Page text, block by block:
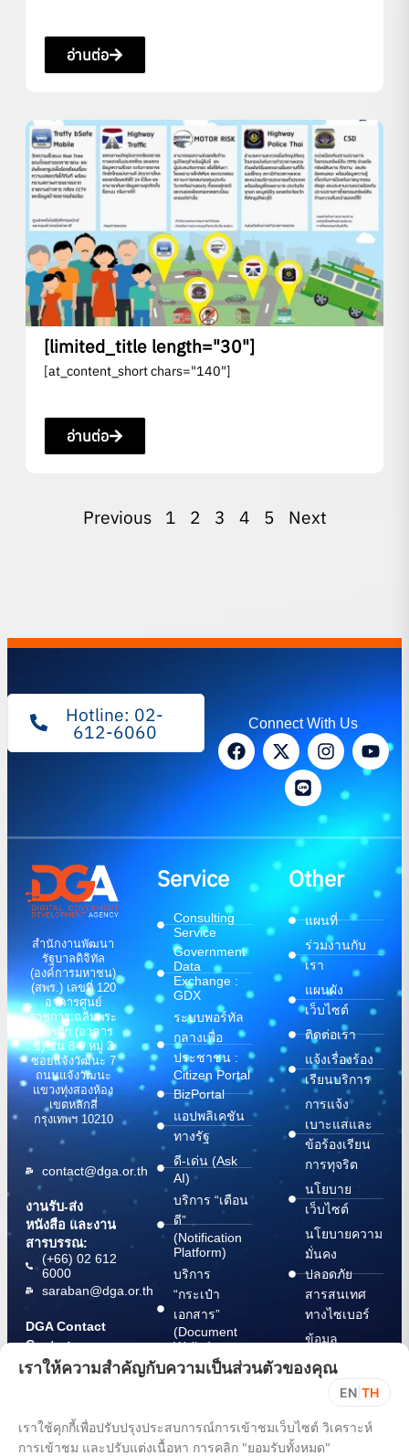
อ่านต่อ
[limited_title length="30"]
[at_content_short chars="140"]
อ่านต่อ
Previous 1 2 3 4 5 Next
Hotline: 02-
612-6060 Connect With Us
สำนักงานพัฒนา
รัฐบาลดิจิทัล
(องค์การมหาชน)
(สพร.) เลขที่ 120
อาคารศูนย์
ราชการเฉลิมพระ
เกียรติฯ (อาคาร
ซี) ชั้น 8-9 หมู่ 3
ซอยแจ้งวัฒนะ 7
ถนนแจ้งวัฒนะ
แขวงทุ่งสองห้อง
เขตหลักสี่
กรุงเทพฯ 10210
contact@dga.or.th
งานรับ-ส่ง
หนังสือ และงาน
สารบรรณ:
(+66) 02 612
6000
saraban@dga.or.th
DGA Contact
Center:
(+66) 02 612
6060
Service
Consulting
Service
Government
Data
Exchange :
GDX
ระบบพอร์ทัล
กลางเพื่อ
ประชาชน :
Citizen Portal
BizPortal
แอปพลิเคชัน
ทางรัฐ
ดี-เด่น (Ask
AI)
บริการ “เตือน
ดี”
(Notification
Platform)
บริการ
“กระเป๋า
เอกสาร”
(Document
Wallet)
Other
แผนที่
ร่วมงานกับ
เรา
แผนผัง
เว็บไซต์
ติดต่อเรา
แจ้งเรื่องร้อง
เรียนบริการ
การแจ้ง
เบาะแสและ
ข้อร้องเรียน
การทุจริต
นโยบาย
เว็บไซต์
นโยบายความ
มั่นคง
ปลอดภัย
สารสนเทศ
ทางไซเบอร์
ข้อมูล
ปฏิบัติตาม
พ.ร.บ. การ
ปฏิบัติราชการ
ทาง
เราให้ความสำคัญกับความเป็นส่วนตัวของคุณ
EN TH
เราใช้คุกกี้เพื่อปรับปรุงประสบการณ์การเข้าชมเว็บไซต์ วิเคราะห์
การเข้าชม และปรับแต่งเนื้อหา การคลิก "ยอมรับทั้งหมด"